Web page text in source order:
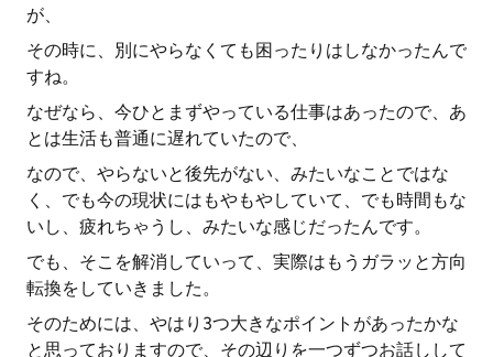
が、
その時に、別にやらなくても困ったりはしなかったんで
すね。
なぜなら、今ひとまずやっている仕事はあったので、あ
とは生活も普通に遅れていたので、
なので、やらないと後先がない、みたいなことではな
く、でも今の現状にはもやもやしていて、でも時間もな
いし、疲れちゃうし、みたいな感じだったんです。
でも、そこを解消していって、実際はもうガラッと方向
転換をしていきました。
そのためには、やはり3つ大きなポイントがあったかな
と思っておりますので、その辺りを一つずつお話しして